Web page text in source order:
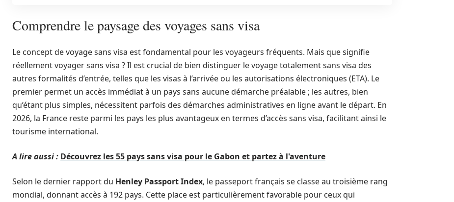
Comprendre le paysage des voyages sans visa
Le concept de voyage sans visa est fondamental pour les voyageurs fréquents. Mais que signifie
réellement voyager sans visa ? Il est crucial de bien distinguer le voyage totalement sans visa des
autres formalités d’entrée, telles que les visas à l’arrivée ou les autorisations électroniques (ETA). Le
premier permet un accès immédiat à un pays sans aucune démarche préalable ; les autres, bien
qu’étant plus simples, nécessitent parfois des démarches administratives en ligne avant le départ. En
2026, la France reste parmi les pays les plus avantageux en termes d’accès sans visa, facilitant ainsi le
tourisme international.
A lire aussi : Découvrez les 55 pays sans visa pour le Gabon et partez à l'aventure
Selon le dernier rapport du Henley Passport Index, le passeport français se classe au troisième rang
mondial, donnant accès à 192 pays. Cette place est particulièrement favorable pour ceux qui